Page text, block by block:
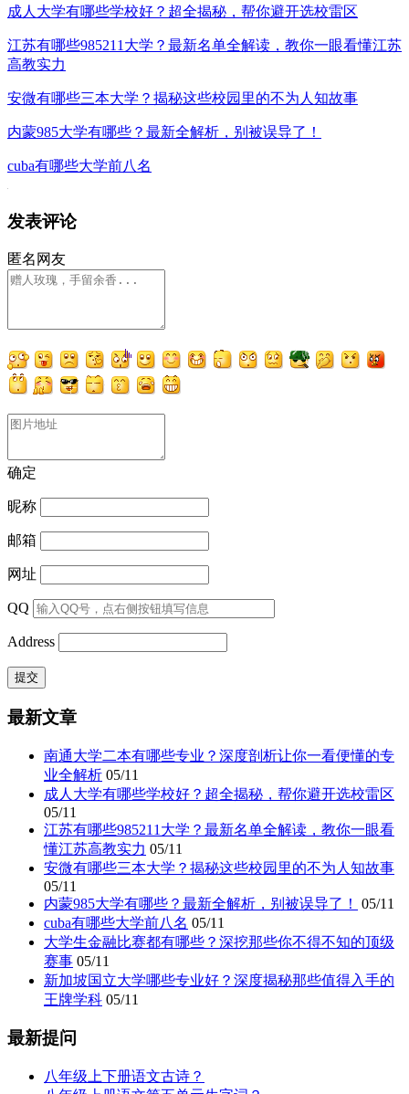
成人大学有哪些学校好？超全揭秘，帮你避开选校雷区
江苏有哪些985211大学？最新名单全解读，教你一眼看懂江苏
高教实力
安微有哪些三本大学？揭秘这些校园里的不为人知故事
内蒙985大学有哪些？最新全解析，别被误导了！
cuba有哪些大学前八名
发表评论
匿名网友
确定
昵称
邮箱
网址
QQ
Address
最新文章
南通大学二本有哪些专业？深度剖析让你一看便懂的专
业全解析 05/11
成人大学有哪些学校好？超全揭秘，帮你避开选校雷区
05/11
江苏有哪些985211大学？最新名单全解读，教你一眼看
懂江苏高教实力 05/11
安微有哪些三本大学？揭秘这些校园里的不为人知故事
05/11
内蒙985大学有哪些？最新全解析，别被误导了！
05/11
cuba有哪些大学前八名 05/11
大学生金融比赛都有哪些？深挖那些你不得不知的顶级
赛事 05/11
新加坡国立大学哪些专业好？深度揭秘那些值得入手的
王牌学科 05/11
最新提问
八年级上下册语文古诗？